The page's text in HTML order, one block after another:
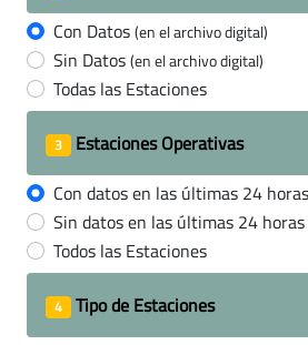
Con Datos(en el archivo digital)
Sin Datos(en el archivo digital)
Todas las Estaciones
3 Estaciones Operativas
Con datos en las últimas 24 horas
Sin datos en las últimas 24 horas
Todos las Estaciones
4 Tipo de Estaciones